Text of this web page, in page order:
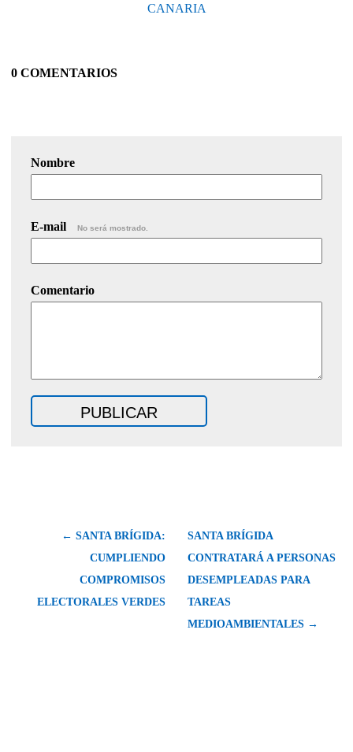
CANARIA
0 COMENTARIOS
Nombre
E-mail No será mostrado.
Comentario
← SANTA BRÍGIDA:
CUMPLIENDO
COMPROMISOS
ELECTORALES VERDES
SANTA BRÍGIDA
CONTRATARÁ A PERSONAS
DESEMPLEADAS PARA
TAREAS
MEDIOAMBIENTALES →